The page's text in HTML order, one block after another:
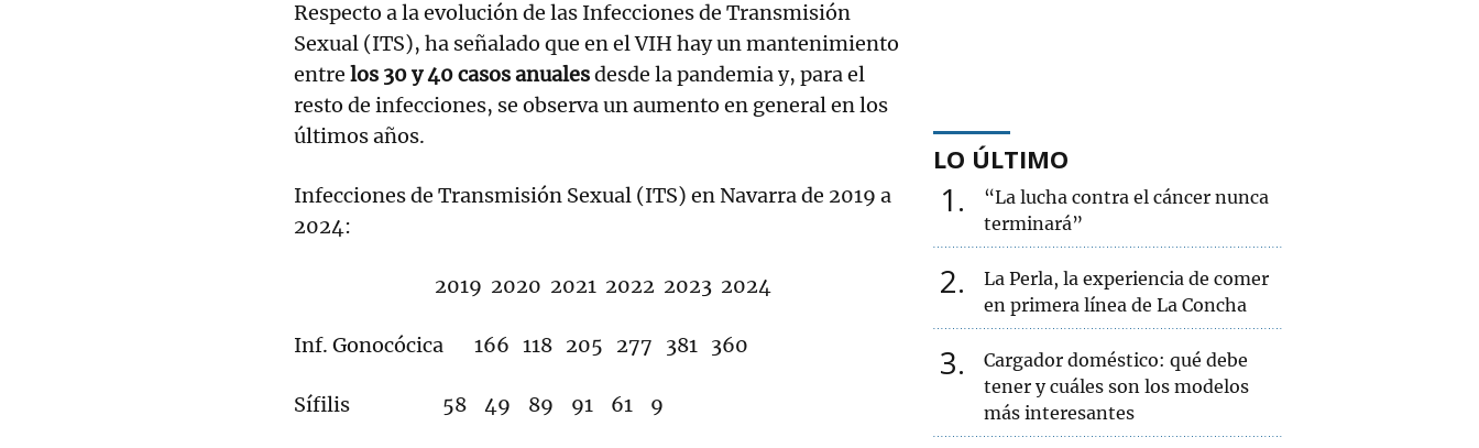
Respecto a la evolución de las Infecciones de Transmisión
Sexual (ITS), ha señalado que en el VIH hay un mantenimiento
entre los 30 y 40 casos anualesdesde la pandemia y, para el
resto de infecciones, se observa un aumento en general en los
últimos años.
Infecciones de Transmisión Sexual (ITS) en Navarra de 2019 a
2024:
2019 2020 2021 2022 2023 2024
Inf. Gonocócica 166 118 205 277 381 360
Sífilis 58 49 89 91 61 9
LO ÚLTIMO
1
“La lucha contra el cáncer nunca
terminará”
2
La Perla, la experiencia de comer
en primera línea de La Concha
3
Cargador doméstico: qué debe
tener y cuáles son los modelos
más interesantes